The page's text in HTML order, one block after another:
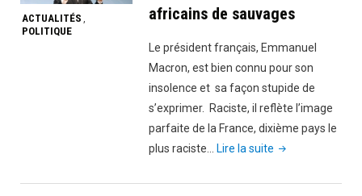
Belge
la
défense
de
l’Afrique"
ACTUALITÉS ,
POLITIQUE
africains de sauvages
Le président français, Emmanuel
Macron, est bien connu pour son
insolence et sa façon stupide de
s’exprimer. Raciste, il reflète l’image
parfaite de la France, dixième pays le
plus raciste…
Lire la suite "Insolent
raciste,